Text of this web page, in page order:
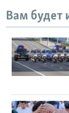
Вам будет